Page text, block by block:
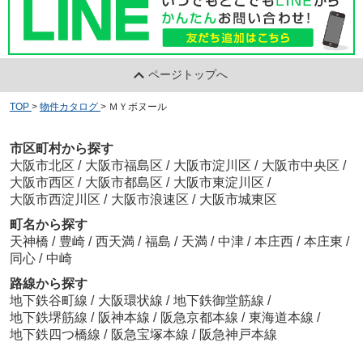
ページトップへ
TOP > 物件カタログ > ＭＹボヌール
市区町村から探す
大阪市北区 / 大阪市福島区 / 大阪市淀川区 / 大阪市中央区 /
大阪市西区 / 大阪市都島区 / 大阪市東淀川区 /
大阪市西淀川区 / 大阪市浪速区 / 大阪市城東区
町名から探す
天神橋 / 豊崎 / 西天満 / 福島 / 天満 / 中津 / 本庄西 / 本庄東 /
同心 / 中崎
路線から探す
地下鉄谷町線 / 大阪環状線 / 地下鉄御堂筋線 /
地下鉄堺筋線 / 阪神本線 / 阪急京都本線 / 東海道本線 /
地下鉄四つ橋線 / 阪急宝塚本線 / 阪急神戸本線